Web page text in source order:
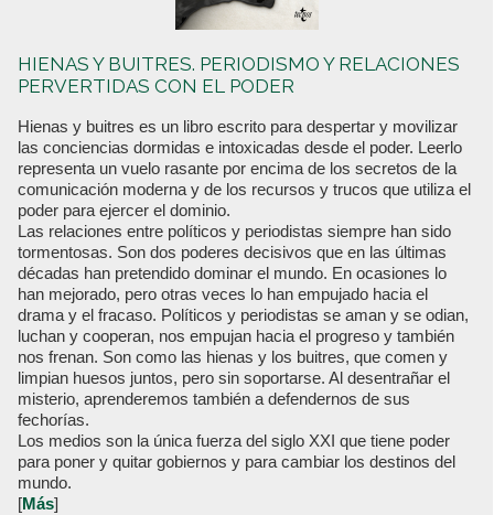
HIENAS Y BUITRES. PERIODISMO Y RELACIONES
PERVERTIDAS CON EL PODER
Hienas y buitres es un libro escrito para despertar y movilizar
las conciencias dormidas e intoxicadas desde el poder. Leerlo
representa un vuelo rasante por encima de los secretos de la
comunicación moderna y de los recursos y trucos que utiliza el
poder para ejercer el dominio.
Las relaciones entre políticos y periodistas siempre han sido
tormentosas. Son dos poderes decisivos que en las últimas
décadas han pretendido dominar el mundo. En ocasiones lo
han mejorado, pero otras veces lo han empujado hacia el
drama y el fracaso. Políticos y periodistas se aman y se odian,
luchan y cooperan, nos empujan hacia el progreso y también
nos frenan. Son como las hienas y los buitres, que comen y
limpian huesos juntos, pero sin soportarse. Al desentrañar el
misterio, aprenderemos también a defendernos de sus
fechorías.
Los medios son la única fuerza del siglo XXI que tiene poder
para poner y quitar gobiernos y para cambiar los destinos del
mundo.
[Más]